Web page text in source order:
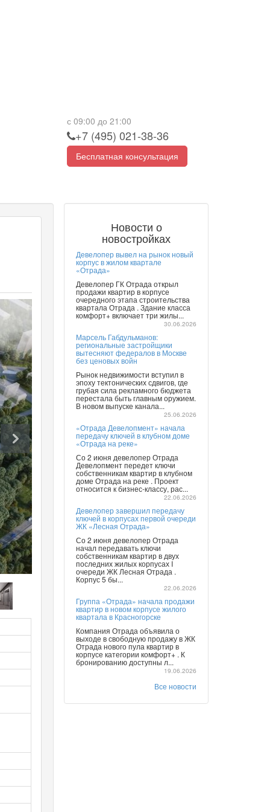
с 09:00 до 21:00
+7 (495) 021-38-36
Бесплатная консультация
Новости о
новостройках
Девелопер вывел на рынок новый
корпус в жилом квартале
«Отрада»
Девелопер ГК Отрада открыл
продажи квартир в корпусе
очередного этапа строительства
квартала Отрада . Здание класса
комфорт+ включает три жилы...
30.06.2026
Марсель Габдульманов:
региональные застройщики
вытесняют федералов в Москве
без ценовых войн
Рынок недвижимости вступил в
эпоху тектонических сдвигов, где
грубая сила рекламного бюджета
перестала быть главным оружием.
В новом выпуске канала...
25.06.2026
«Отрада Девелопмент» начала
передачу ключей в клубном доме
«Отрада на реке»
Со 2 июня девелопер Отрада
Девелопмент передет ключи
собственникам квартир в клубном
доме Отрада на реке . Проект
относится к бизнес-классу, рас...
22.06.2026
Девелопер завершил передачу
ключей в корпусах первой очереди
ЖК «Лесная Отрада»
Со 2 июня девелопер Отрада
начал передавать ключи
собственникам квартир в двух
последних жилых корпусах I
очереди ЖК Лесная Отрада .
Корпус 5 бы...
22.06.2026
Группа «Отрада» начала продажи
квартир в новом корпусе жилого
квартала в Красногорске
Компания Отрада объявила о
выходе в свободную продажу в ЖК
Отрада нового пула квартир в
корпусе категории комфорт+ . К
бронированию доступны л...
19.06.2026
Все новости